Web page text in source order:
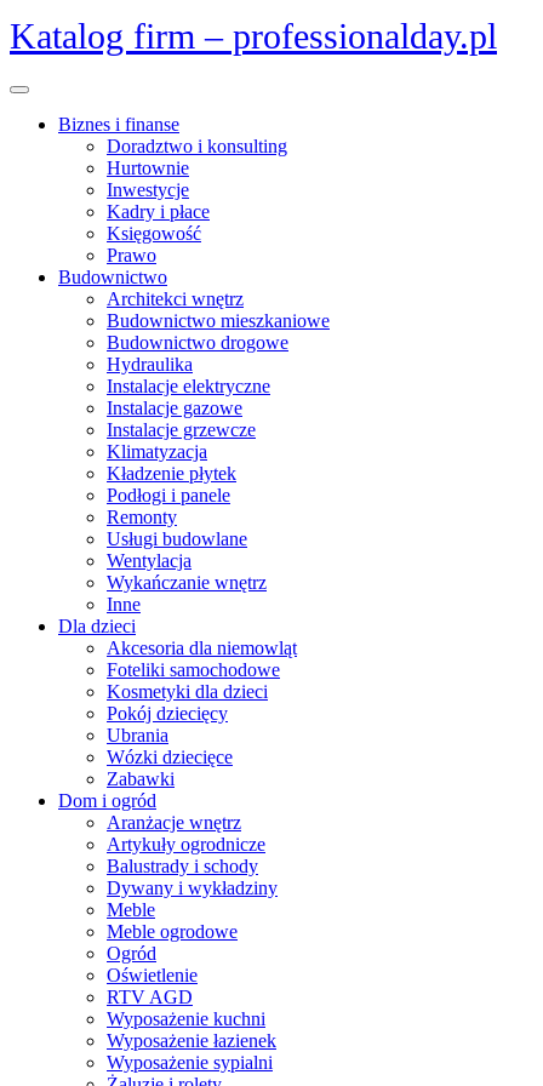
Skip
to
Katalog firm – professionalday.pl
Open
Biznes i finanse
Doradztwo i konsulting
Hurtownie
Inwestycje
Kadry i płace
Księgowość
Prawo
Budownictwo
Architekci wnętrz
Budownictwo mieszkaniowe
Budownictwo drogowe
Hydraulika
Instalacje elektryczne
Instalacje gazowe
Instalacje grzewcze
Klimatyzacja
Kładzenie płytek
Podłogi i panele
Remonty
Usługi budowlane
Wentylacja
Wykańczanie wnętrz
Inne
Dla dzieci
Akcesoria dla niemowląt
Foteliki samochodowe
Kosmetyki dla dzieci
Pokój dziecięcy
Ubrania
Wózki dziecięce
Zabawki
Dom i ogród
Aranżacje wnętrz
Artykuły ogrodnicze
Balustrady i schody
Dywany i wykładziny
Meble
Meble ogrodowe
Ogród
Oświetlenie
RTV AGD
Wyposażenie kuchni
Wyposażenie łazienek
Wyposażenie sypialni